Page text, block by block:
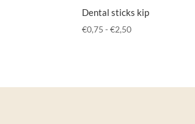
Dental sticks kip
€0,75 - €2,50Prijsklasse: